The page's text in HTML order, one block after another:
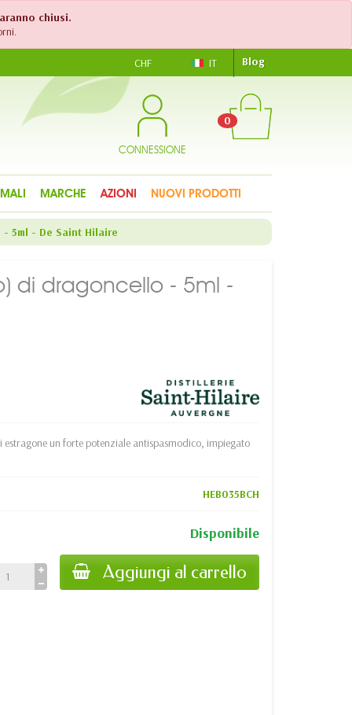
chiusi.
CHF IT Blog
CONNESSIONE
0
MARCHE AZIONI NUOVI PRODOTTI
5ml - De Saint Hilaire
di dragoncello - 5ml -
un forte potenziale antispasmodico, impiegato
HEB035BCH
Disponibile
Aggiungi al carrello